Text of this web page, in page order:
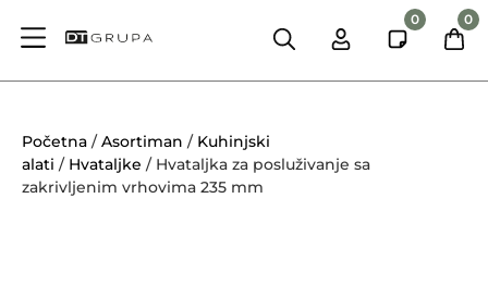
0 0
Početna /Asortiman / Kuhinjski
alati / Hvataljke / Hvataljka za posluživanje sa
zakrivljenim vrhovima 235 mm